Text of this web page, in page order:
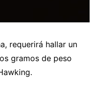
requerirá hallar un
gramos de peso